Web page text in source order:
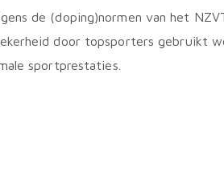
de (doping)normen van het
door topsporters gebruikt
sportprestaties.